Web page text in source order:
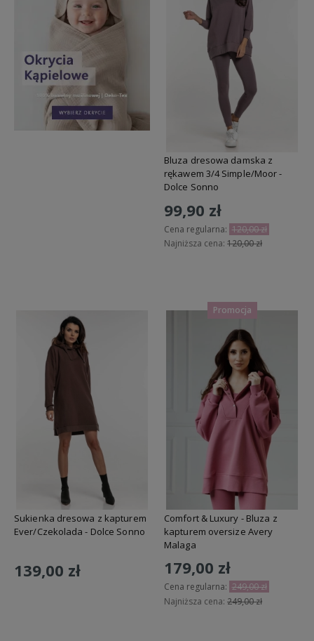
Bluza dresowa damska z
rękawem 3/4 Simple/Moor -
Dolce Sonno
99,90 zł
Cena regularna: 120,00 zł
Najniższa cena: 120,00 zł
Sukienka dresowa z kapturem
Ever/Czekolada - Dolce Sonno
139,00 zł
Comfort & Luxury - Bluza z
kapturem oversize Avery
Malaga
179,00 zł
Cena regularna: 249,00 zł
Najniższa cena: 249,00 zł
Promocja